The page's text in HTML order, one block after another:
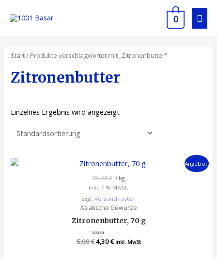
0
Start/ Produkte verschlagwortet mit „Zitronenbutter“
Zitronenbutter
Einzelnes Ergebnis wird angezeigt
Angebot!
71,43€ / kg
inkl. 7 % MwSt.
zzgl. Versandkosten
Asiatische Gewürze
Zitronenbutter, 70 g
Bewertet
mit
5,00€4,30€ inkl. MwSt